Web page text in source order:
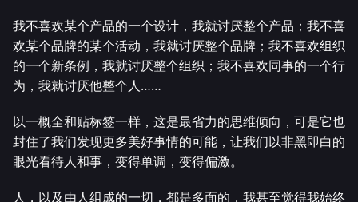
我不喜欢某个产品的一个设计，我就讨厌整个产品；我不喜
欢某个品牌的某个活动，我就讨厌整个品牌；我不喜欢组织
的一个新条例，我就讨厌整个组织；我不喜欢同事的一个行
为，我就讨厌他整个人……
以一概全和贴标签一样，这是最省力的思维倾向，可是它也
封住了我们发现更多美好事情的可能，让我们以非黑即白的
眼光看待人和事，变得单调，变得偏激。
人，以及由人组成的一切，都是多面的，我甚至觉得我始终